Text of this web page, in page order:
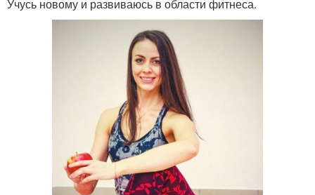
Учусь новому и развиваюсь в области фитнеса.